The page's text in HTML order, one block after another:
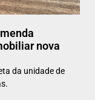
nova
da unidade de